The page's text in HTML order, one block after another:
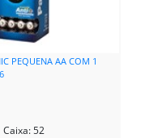
PEQUENA AA COM 1
52